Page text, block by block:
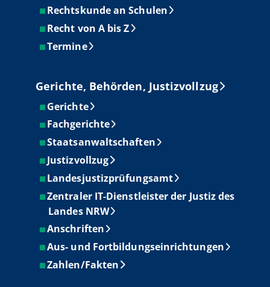
Rechtskunde an Schulen
Recht von A bis Z
Termine
Gerichte, Behörden, Justizvollzug
Gerichte
Fachgerichte
Staatsanwaltschaften
Justizvollzug
Landesjustizprüfungsamt
Zentraler IT-Dienstleister der Justiz des
Landes NRW
Anschriften
Aus- und Fortbildungseinrichtungen
Zahlen/Fakten